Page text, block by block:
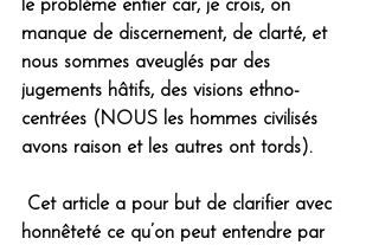
le problème entier car, je crois, on
manque de discernement, de clarté, et
nous sommes aveuglés par des
jugements hâtifs, des visions ethno-
centrées (NOUS les hommes civilisés
avons raison et les autres ont tords).
honnêteté ce qu’on peut entendre par